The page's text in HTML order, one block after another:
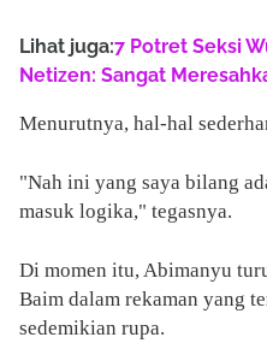
Lihat juga:7 Potret Seksi
Netizen: Sangat
Menurutnya, hal-hal
"Nah ini yang saya bilang
masuk logika," tegasnya.
Di momen itu, Abimanyu
Baim dalam rekaman yang
sedemikian rupa.